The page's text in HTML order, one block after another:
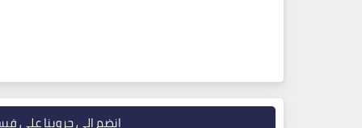
انضم إلى جروبنا على